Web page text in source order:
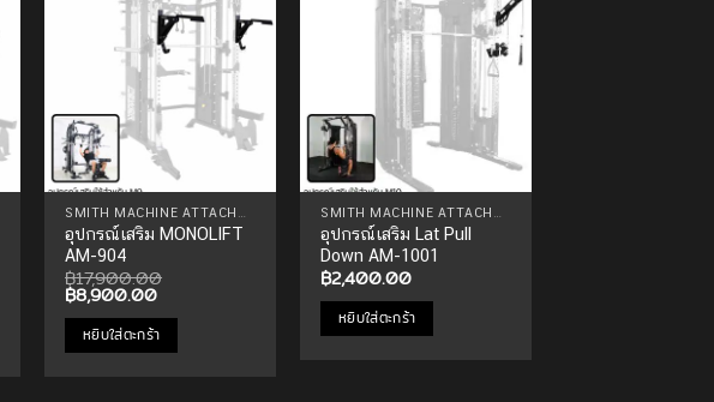
Add to
Wishlist
อุปกรณ์เสริม MONOLIFT
AM-904
฿17,900.00
Original
price
was:
฿17,900.00.
฿8,900.00Current
is:
฿8,900.00.
หยิบใส่ตะกร้า
Add to
Wishlist
อุปกรณ์เสริม Lat Pull
Down AM-1001
฿2,400.00
หยิบใส่ตะกร้า